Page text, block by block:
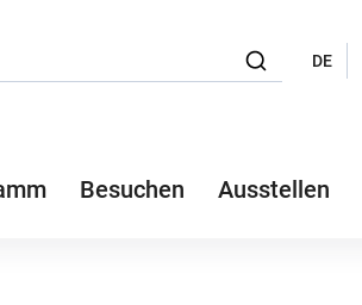
DE
Besuchen Ausstellen